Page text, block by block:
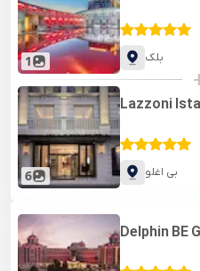
1 بلک
6
Lazzoni
بی اغلو
Delphin BE